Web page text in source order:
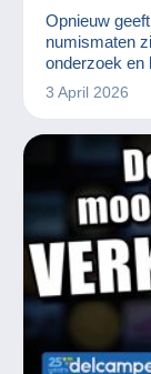
Opnieuw
numismaten
onderzoek en
3 April 2026